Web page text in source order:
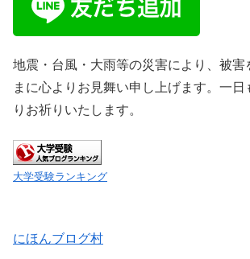
地震・台風・大雨等の災害により、被害
まに心よりお見舞い申し上げます。一日
りお祈りいたします。
大学受験ランキング
にほんブログ村